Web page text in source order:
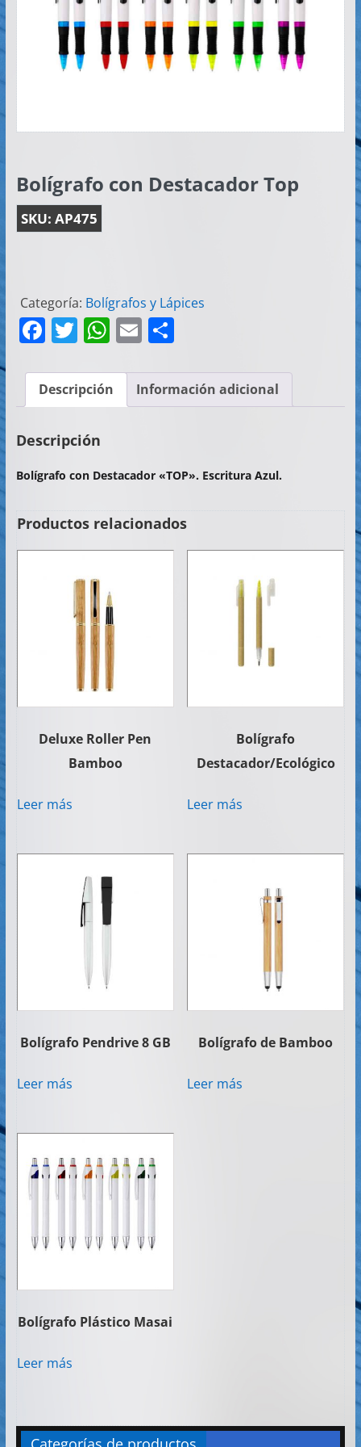
Artículos
Publicitarios
Implementos
Bolígrafo con Destacador Top
SKU: AP475
Categoría: Bolígrafos y Lápices
F
c
e
b
o
k
T
itt
er
W
at
s
p
E
ai
l
C
m
p
Descripción Información adicional
Descripción
Bolígrafo con Destacador «TOP». Escritura Azul.
Productos relacionados
Deluxe Roller Pen
Bamboo
Leer más
Bolígrafo
Destacador/Ecológico
Leer más
Bolígrafo Pendrive 8 GB
Leer más
Bolígrafo de Bamboo
Leer más
Bolígrafo Plástico Masai
Leer más